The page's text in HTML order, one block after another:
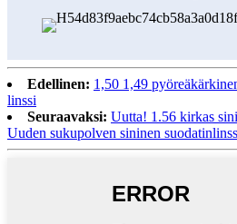
Edellinen: 1,50 1,49
linssi
Seuraavaksi: Uutta! 1.56 kirkas
Uuden sukupolven sininen